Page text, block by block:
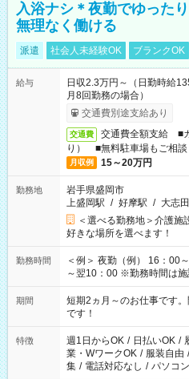
入浴ナシ＊夜勤でゆった
無理なく働ける
派遣 社会人未経験OK ブランクOK
給与
日収2.3万円～（日勤時給
月8回勤務の場合）
交通費別途支給あり
交通費
交通費全額支給 ■
り） ■無料駐車場もご相談
月収例 15～20万円
勤務地
岩手県盛岡市
上盛岡駅 / 好摩駅 / 大志
＜選べる勤務地＞介護
好きな場所を選べます！
勤務時間
＜例＞ 夜勤（例） 16：00
～翌10：00 ※勤務時間は施設によ
みたい」 「しっかり稼ぎた
い」など ご希望にあったお仕事
の方の場合は1～2ヶ月間
仕事に慣れてからの夜勤になります。 ★家庭
必要な場合も遠慮なくご相
期間
短期2ヵ月～のお仕事です
です！
特徴 週1日からOK / 日払いOK /
業・WワークOK / 服装自由 /
集 / 電話対応なし / パソコ